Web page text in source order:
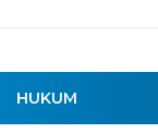
HUKUM